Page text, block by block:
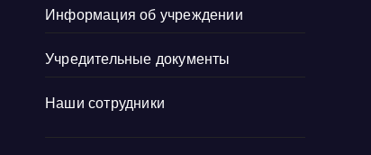
Информация об учреждении
Учредительные документы
Наши сотрудники